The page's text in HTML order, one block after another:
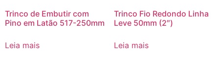
Trinco de Embutir com
Pino em Latão 517-250mm
Leia mais
Trinco Fio Redondo Linha
Leve 50mm (2″)
Leia mais